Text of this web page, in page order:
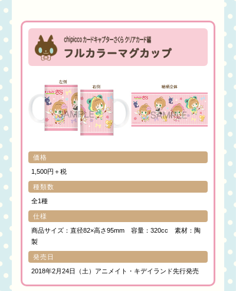
価格
1,500円＋税
種類数
全1種
仕様
商品サイズ：直径82×高さ95mm 容量：320cc 素材：陶
製
発売日
2018年2月24日（土）アニメイト・キデイランド先行発売